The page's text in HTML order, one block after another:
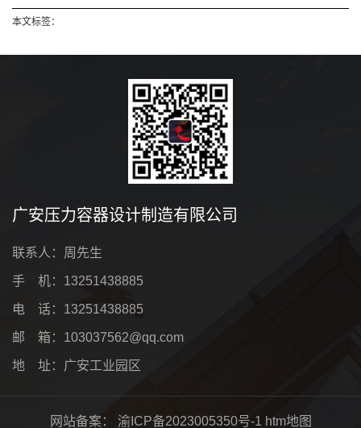
本文标签：
广安压力容器设计制造有限公司
联系人：周先生
手 机：13251438885
电 话：13251438885
邮 箱：103037562@qq.com
地 址：广安工业园区
网站备案： 渝ICP备2023005350号-1 htm地图